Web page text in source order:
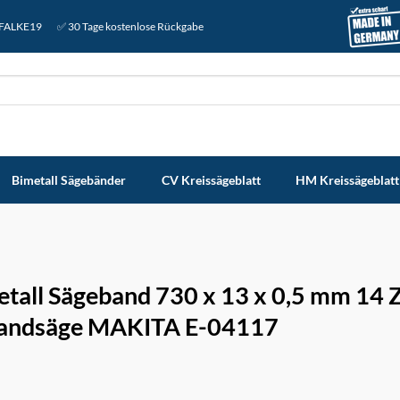
✅ 30 Tage kostenlose Rückgabe
Bimetall Sägebänder CV Kreissägeblatt HM Kreissägeblatt
Sägeband 730 x 13 x 0,5 mm 14
MAKITA E-04117